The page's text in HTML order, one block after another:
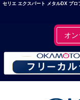
セリエ エクスパート メタルDX プロ
オ